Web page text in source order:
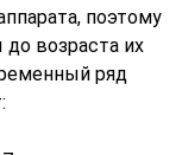
поэтому
возраста их
ряд